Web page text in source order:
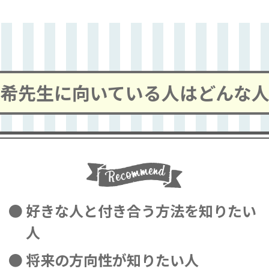
先生に向いている人はどんな
好きな人と付き合う方法を知りたい
人
将来の方向性が知りたい人